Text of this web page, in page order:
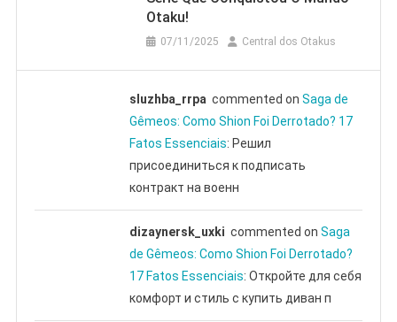
Otaku!
07/11/2025 Central dos Otakus
sluzhba_rrpa commented onSaga de
Gêmeos: Como Shion Foi Derrotado? 17
Fatos Essenciais: Решил
присоединиться к подписать
контракт на военн
dizaynersk_uxki commented onSaga
de Gêmeos: Como Shion Foi Derrotado?
17 Fatos Essenciais: Откройте для себя
комфорт и стиль с купить диван п